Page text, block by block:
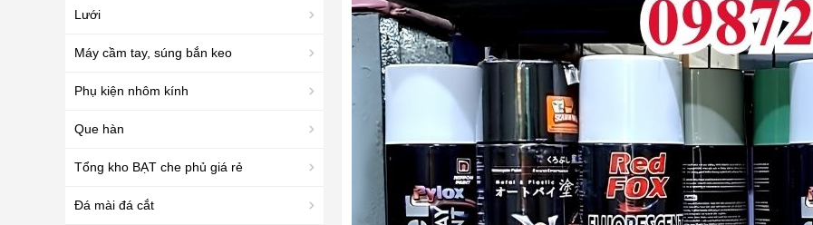
Lưới
Máy cầm tay, súng bắn keo
Phụ kiện nhôm kính
Que hàn
Tổng kho BẠT che phủ giá rẻ
Đá mài đá cắt